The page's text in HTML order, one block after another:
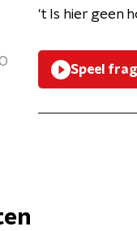
't Is hier geen
Speel